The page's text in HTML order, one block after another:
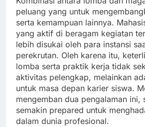
peluang yang untuk
serta kemampuan lainnya.
yang aktif di beragam kegiatan
lebih disukai oleh para instansi
perekrutan. Oleh karena itu,
lomba serta praktik kerja tidak
aktivitas pelengkap, melainkan
untuk masa depan karier siswa.
mengemban dua pengalaman ini,
semakin prepared untuk
dalam dunia profesional.